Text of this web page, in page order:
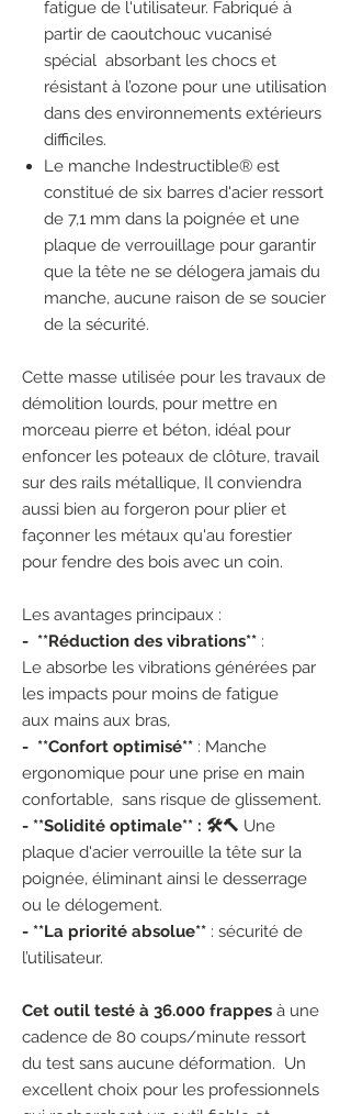
fatigue de l'utilisateur. Fabriqué à
partir de caoutchouc vucanisé
spécial absorbant les chocs et
résistant à l’ozone pour une utilisation
dans des environnements extérieurs
difficiles.
Le manche Indestructible® est
constitué de six barres d'acier ressort
de 7,1 mm dans la poignée et une
plaque de verrouillage pour garantir
que la tête ne se délogera jamais du
manche, aucune raison de se soucier
de la sécurité.
Cette masse utilisée pour les travaux de
démolition lourds, pour mettre en
morceau pierre et béton, idéal pour
enfoncer les poteaux de clôture, travail
sur des rails métallique, Il conviendra
aussi bien au forgeron pour plier et
façonner les métaux qu'au forestier
pour fendre des bois avec un coin.
Les avantages principaux :
- **Réduction des vibrations** :
Le absorbe les vibrations générées par
les impacts pour moins de fatigue
aux mains aux bras,
- **Confort optimisé** : Manche
ergonomique pour une prise en main
confortable, sans risque de glissement.
- **Solidité optimale** : 🛠️🔨 Une
plaque d'acier verrouille la tête sur la
poignée, éliminant ainsi le desserrage
ou le délogement.
- **La priorité absolue** : sécurité de
l’utilisateur.
Cet outil testé à 36.000 frappes à une
cadence de 80 coups/minute ressort
du test sans aucune déformation. Un
excellent choix pour les professionnels